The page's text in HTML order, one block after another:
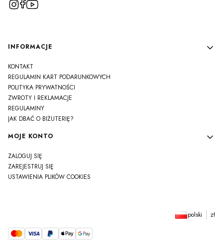
Linki w stopce
INFORMACJE
KONTAKT
REGULAMIN KART PODARUNKOWYCH
POLITYKA PRYWATNOŚCI
ZWROTY I REKLAMACJE
REGULAMINY
JAK DBAĆ O BIŻUTERIĘ?
MOJE KONTO
ZALOGUJ SIĘ
ZAREJESTRUJ SIĘ
USTAWIENIA PLIKÓW COOKIES
polski zł